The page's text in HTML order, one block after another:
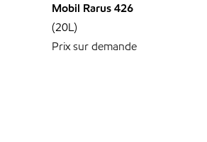
Mobil Rarus 426
(20L)
Prix sur demande